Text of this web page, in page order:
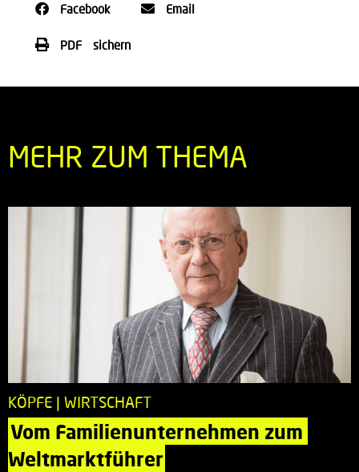
Facebook Email
PDF sichern
MEHR ZUM THEMA
KÖPFE | WIRTSCHAFT
Vom Familienunternehmen zum
Weltmarktführer